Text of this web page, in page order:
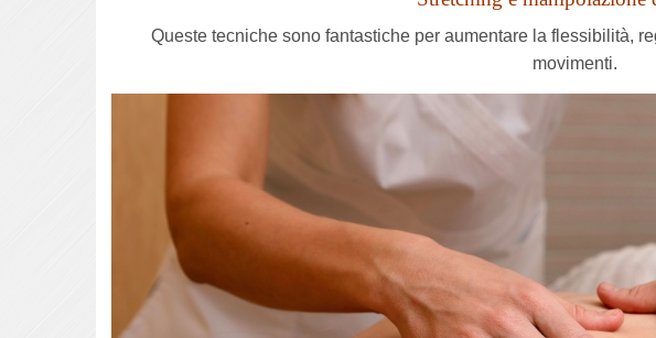
Queste tecniche sono fantastiche per aumentare la flessibilità,
movimenti.